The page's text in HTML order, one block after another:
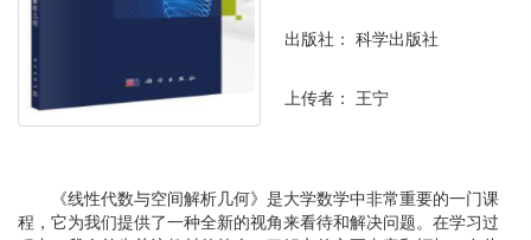
出版社： 科学出版社
上传者： 王宁
《线性代数与空间解析几何》是大学数学中非常重要的一门课
程，它为我们提供了一种全新的视角来看待和解决问题。在学习过